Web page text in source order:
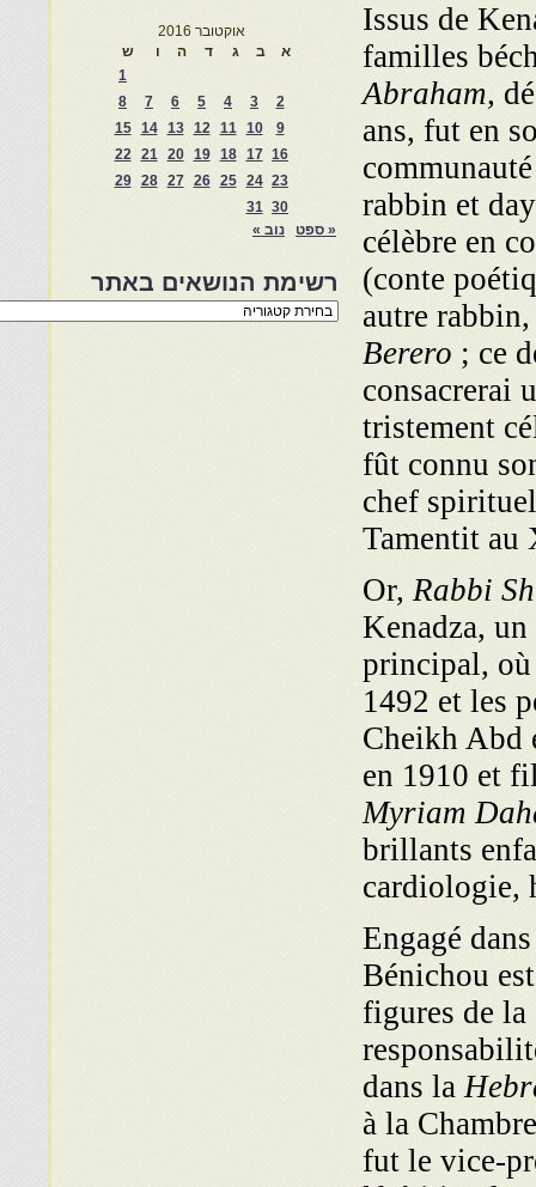
Issus de
familles
Abraham,
ans, fut en
rabbin et
célèbre en
(conte
autre rab­bin,
Berero ; ce
consacrerai
tristement
fût connu
chef
Tamentit au
Or, Rabbi
Kenadza,
principal, où
1492 et les
Cheikh
en 1910 et
Myriam
brillants
cardiologie,
Engagé dans
Bénichou
figures de la
dans la
à la
fut le vice-
אוקטובר 2016
א
ב ג ד ה ו
ש
1
2
3
4
5
6
7
8
9
10
11
12
13
14
15
16
17
18
19
20
21
22
23
24
25
26
27
28
29
30
31
« ספט
נוב »
רשימת הנושאים באתר
רשימת
הנושאים